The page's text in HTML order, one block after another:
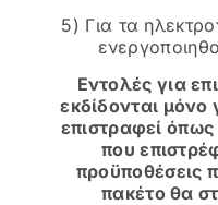
5) Για τα
Εντολές για
εκδίδονται μόνο
επιστραφεί
που
προϋποθέσεις
πακέτο θα